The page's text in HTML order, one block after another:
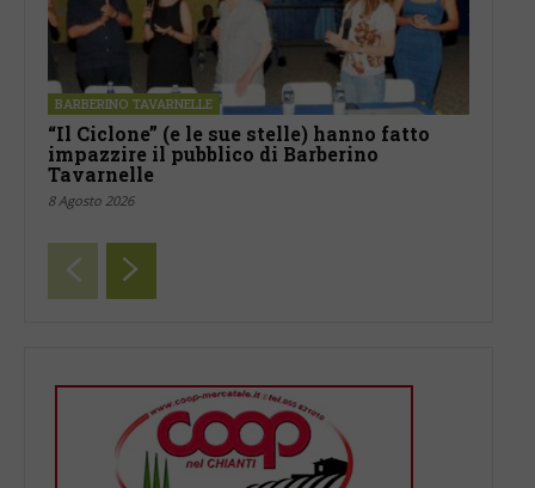
BARBERINO TAVARNELLE
“Il Ciclone” (e le sue stelle) hanno fatto
impazzire il pubblico di Barberino
Tavarnelle
8 Agosto 2026